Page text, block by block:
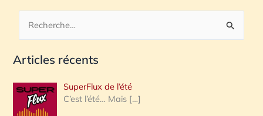
c
e
r
Articles récents
SuperFlux de l’été
C’est l’été… Mais […]